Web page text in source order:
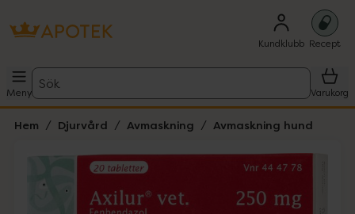
Kundklubb Recept
Meny
Sök
Varukorg
Hem Djurvård Avmaskning Avmaskning hund
Lista: . Innehåller 1 objekt.
Hoppa över Lista